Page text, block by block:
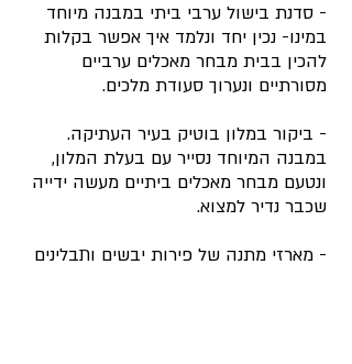
- סדנת בישול ערבי ביתי במבנה מיוחד
במינו- נכין יחד ונלמד איך אפשר בקלות
להכין בבית מבחר מאכלים ערביים
מסורתיים ונערוך סעודת מלכים.
- ביקור במלון בוטיק בעיר העתיקה.
במבנה המיוחד נסייר עם בעלת המלון,
ונטעם מבחר מאכלים ביתיים מעשה ידייה
שכבר נדיר למצוא.
- מארזי מתנה של פירות יבשים ותבלינים